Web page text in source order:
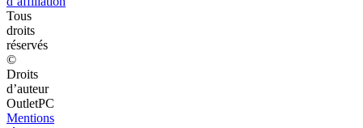
Tous
droits
réservés
©
Droits
d’auteur
OutletPC
Mentions